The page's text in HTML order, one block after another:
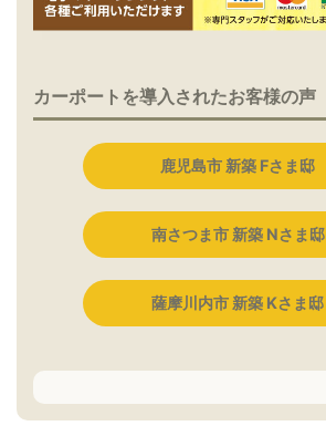
カーポートを導入されたお客様の声
鹿児島市 新築 Fさま邸
南さつま市 新築 Nさま邸
薩摩川内市 新築 Kさま邸